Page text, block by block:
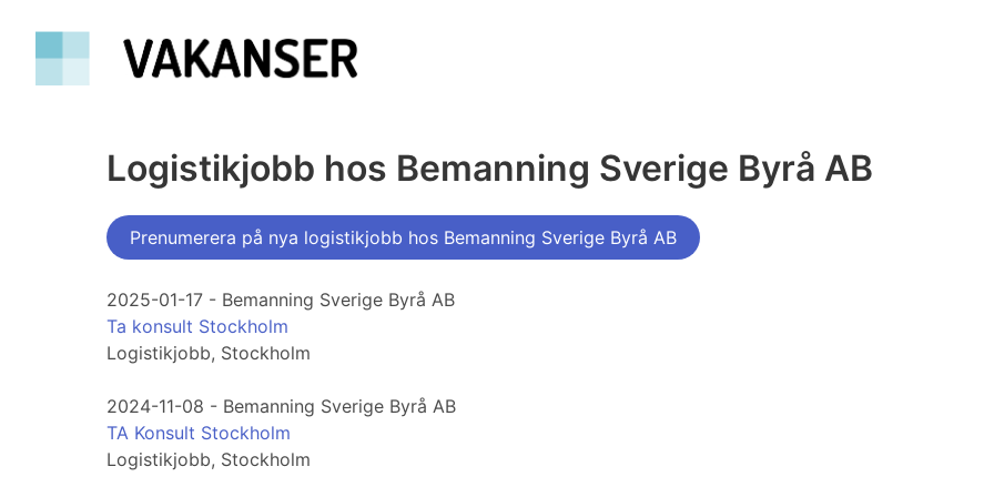
Logistikjobb hos Bemanning Sverige Byrå AB
Prenumerera på nya logistikjobb hos Bemanning Sverige Byrå AB
2025-01-17 - Bemanning Sverige Byrå AB
Ta konsult Stockholm
Logistikjobb, Stockholm
2024-11-08 - Bemanning Sverige Byrå AB
TA Konsult Stockholm
Logistikjobb, Stockholm